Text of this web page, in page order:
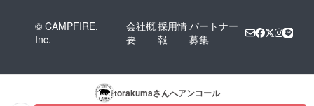
© CAMPFIRE,
Inc.
会社概
要
採用情
報
パートナー
募集
torakumaさんへアンコール